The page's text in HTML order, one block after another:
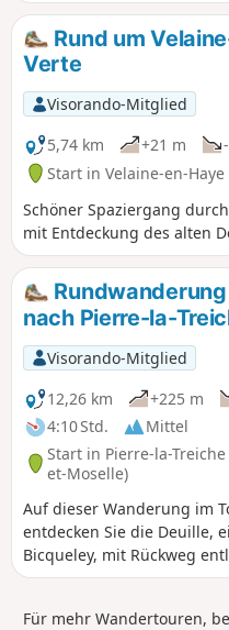
am Start dieser
sein (seit 2012 nicht mehr
Sie in der Nähe von (5), in
Rund um
Verte
Visorando-Mitglied
5,74 km
+21 m
Start in Velaine-en-
Schöner Spaziergang
mit Entdeckung des alten
nach Pierre-la-
Visorando-Mitglied
12,26 km
+225 m
4:10 Std.
Mittel
Start in Pierre-la-
et-Moselle)
Auf dieser Wanderung im
entdecken Sie die Deuille,
Bicqueley, mit Rückweg
Für mehr Wandertouren,